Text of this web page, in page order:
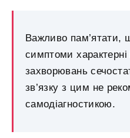
Важливо пам’ятати,
симптоми характерні
захворювань
зв’язку з цим не
самодіагностикою.